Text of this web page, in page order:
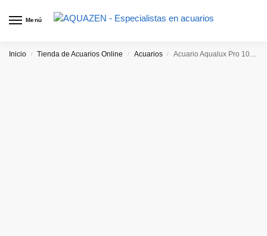
Menú
Inicio / Tienda de Acuarios Online / Acuarios / Acuario Aqualux Pro 100L